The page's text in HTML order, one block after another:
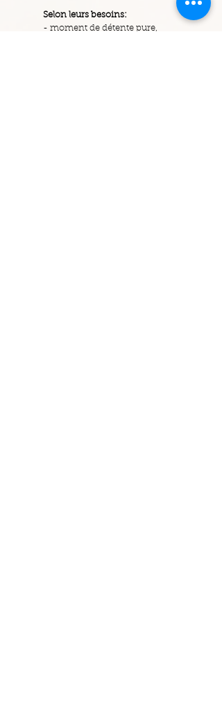
Selon leurs besoins:
- moment de détente pure,